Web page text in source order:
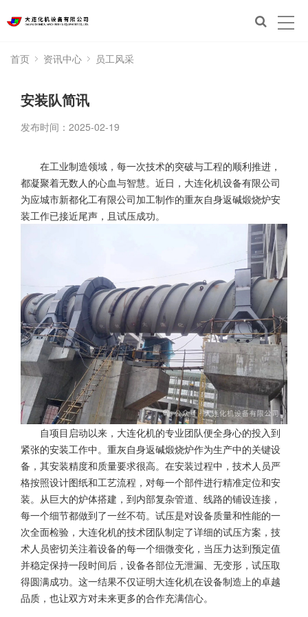
首页 资讯中心 员工风采
安装队简讯
发布时间：2025-02-19
在工业制造领域，每一次技术的突破与工程的顺利推进，
都凝聚着无数人的心血与智慧。近日，大连化机设备有限公司
为应城市新都化工有限公司加工制作的重灰自身返碱煅烧炉安
装工作已接近尾声，且试压成功。
自项目启动以来，大连化机的专业团队便全身心的投入到
紧张的安装工作中。重灰自身返碱煅烧炉作为生产中的关键设
备，其安装精度和质量要求很高。在安装过程中，技术人员严
格按照设计图纸和工艺流程，对每一个部件进行精准定位和安
装。从巨大的炉体搭建，到内部复杂管道、线路的铺设连接，
每一个细节都做到了一丝不苟。试压是对设备质量和性能的一
次全面检验，大连化机的技术团队制定了详细的试压方案，技
术人员密切关注着设备的每一个细微变化，当压力达到预定值
并稳定保持一段时间后，设备各部位无泄漏、无变形，试压取
得圆满成功。这一结果不仅证明大连化机在设备制造上的卓越
品质，也让双方对未来更多的合作充满信心。